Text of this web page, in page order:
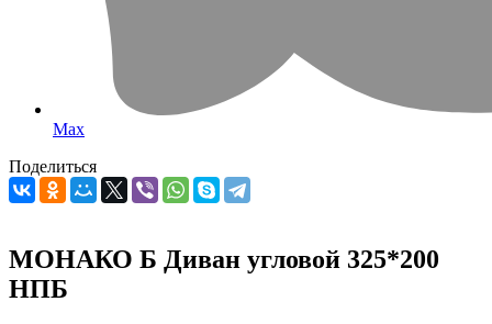
Max
Поделиться
МОНАКО Б Диван угловой 325*200
НПБ